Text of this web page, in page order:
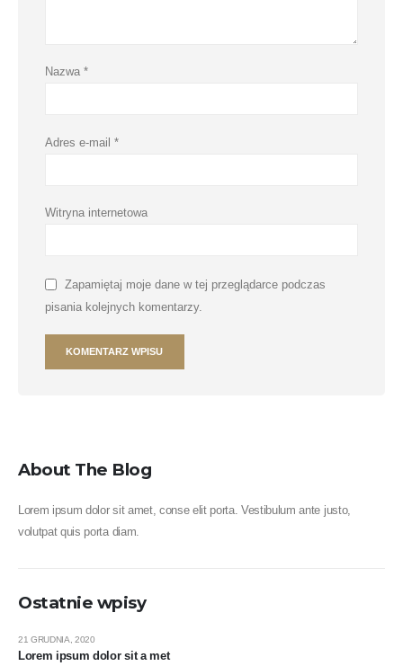
Nazwa *
Adres e-mail *
Witryna internetowa
Zapamiętaj moje dane w tej przeglądarce podczas
pisania kolejnych komentarzy.
About The Blog
Lorem ipsum dolor sit amet, conse elit porta. Vestibulum ante justo,
volutpat quis porta diam.
Ostatnie wpisy
Lorem ipsum dolor sit a met
21 GRUDNIA, 2020